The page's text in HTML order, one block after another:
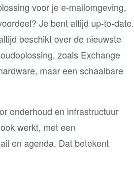
voor je e-mailomgeving,
Je bent altijd up-to-date.
beschikt over de nieuwste
zoals Exchange
maar een schaalbare
onderhoud en infrastructuur
werkt, met een
en agenda. Dat betekent